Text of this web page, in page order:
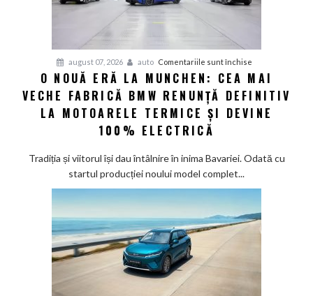
2030
șapte
noi
august 07, 2026 auto Comentariile sunt închise
O
nouă
eră
Cea
BMW
renunță
O NOUĂ ERĂ LA MUNCHEN: CEA MAI
VECHE FABRICĂ BMW RENUNȚĂ DEFINITIV
LA MOTOARELE TERMICE ȘI DEVINE
100% ELECTRICĂ
Tradiția și viitorul își dau întâlnire în inima Bavariei. Odată cu
startul producției noului model complet...